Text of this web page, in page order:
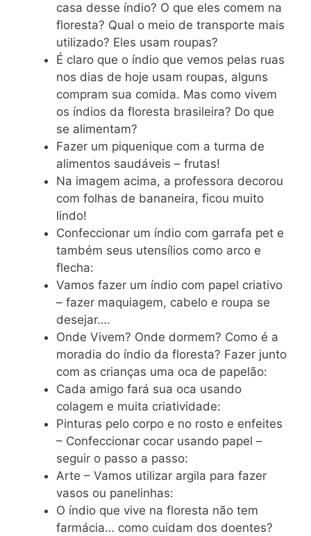
casa desse índio? O que eles comem na
floresta? Qual o meio de transporte mais
utilizado? Eles usam roupas?
É claro que o índio que vemos pelas ruas
nos dias de hoje usam roupas, alguns
compram sua comida. Mas como vivem
os índios da floresta brasileira? Do que
se alimentam?
Fazer um piquenique com a turma de
alimentos saudáveis – frutas!
Na imagem acima, a professora decorou
com folhas de bananeira, ficou muito
lindo!
Confeccionar um índio com garrafa pet e
também seus utensílios como arco e
flecha:
Vamos fazer um índio com papel criativo
– fazer maquiagem, cabelo e roupa se
desejar….
Onde Vivem? Onde dormem? Como é a
moradia do índio da floresta? Fazer junto
com as crianças uma oca de papelão:
Cada amigo fará sua oca usando
colagem e muita criatividade:
Pinturas pelo corpo e no rosto e enfeites
– Confeccionar cocar usando papel –
seguir o passo a passo:
Arte – Vamos utilizar argila para fazer
vasos ou panelinhas:
O índio que vive na floresta não tem
farmácia… como cuidam dos doentes?